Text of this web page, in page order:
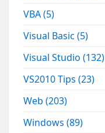
VBA(5)
Visual Basic(5)
Visual Studio(132)
VS2010 Tips(23)
Web(203)
Windows(89)